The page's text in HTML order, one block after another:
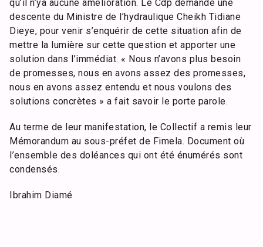
qu’il n’ya aucune amélioration. Le Cdp demande une
descente du Ministre de l’hydraulique Cheikh Tidiane
Dieye, pour venir s’enquérir de cette situation afin de
mettre la lumière sur cette question et apporter une
solution dans l’immédiat. « Nous n’avons plus besoin
de promesses, nous en avons assez des promesses,
nous en avons assez entendu et nous voulons des
solutions concrètes » a fait savoir le porte parole.
Au terme de leur manifestation, le Collectif a remis leur
Mémorandum au sous-préfet de Fimela. Document où
l’ensemble des doléances qui ont été énumérés sont
condensés.
Ibrahim Diamé